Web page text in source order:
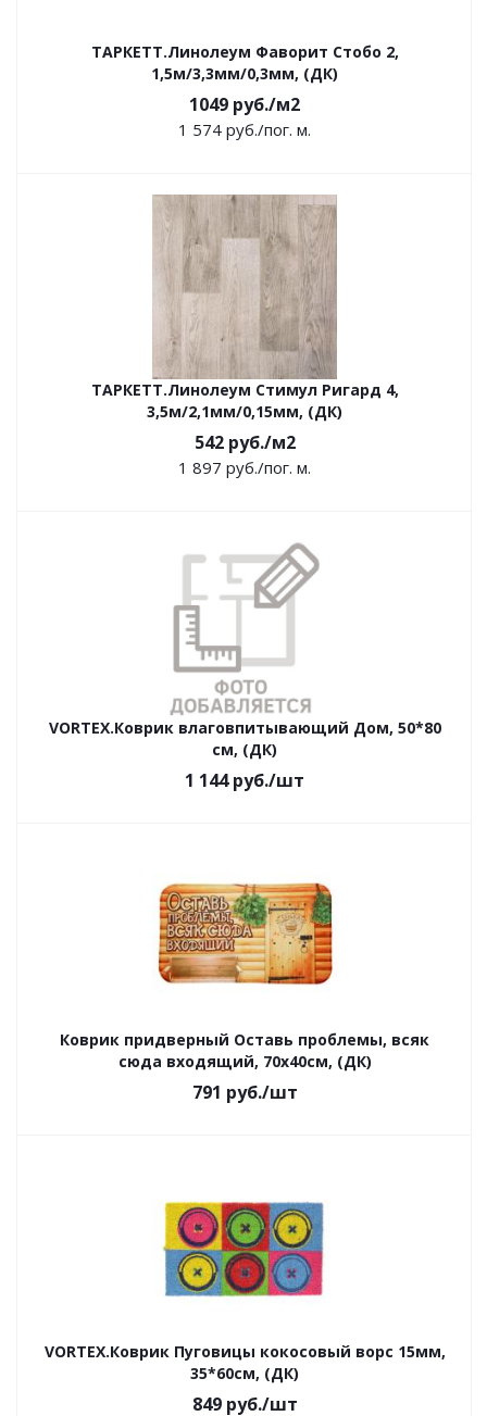
ТАРКЕТТ.Линолеум Фаворит Стобо 2,
1,5м/3,3мм/0,3мм, (ДК)
1049 руб./м2
1 574 руб./пог. м.
ТАРКЕТТ.Линолеум Стимул Ригард 4,
3,5м/2,1мм/0,15мм, (ДК)
542руб./м2
1 897 руб./пог. м.
VORTEX.Коврик влаговпитывающий Дом, 50*80
см, (ДК)
1 144руб./шт
Коврик придверный Оставь проблемы, всяк
сюда входящий, 70x40см, (ДК)
791 руб./шт
VORTEX.Коврик Пуговицы кокосовый ворс 15мм,
35*60см, (ДК)
849руб./шт